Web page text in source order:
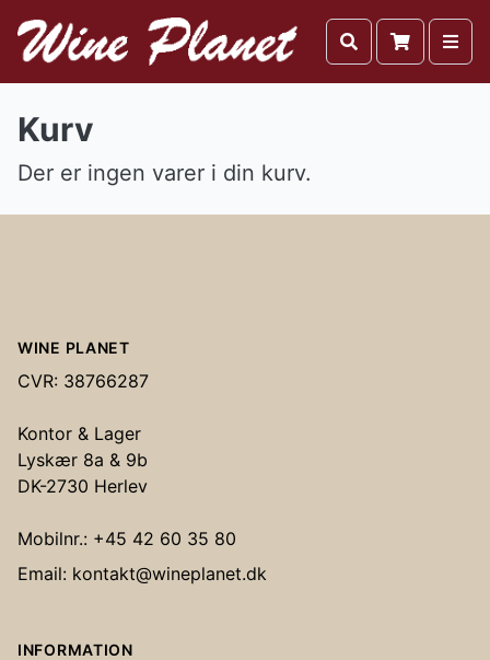
Kurv
Der er ingen varer i din kurv.
WINE PLANET
CVR: 38766287
Kontor & Lager
Lyskær 8a & 9b
DK-2730 Herlev
Mobilnr.: +45 42 60 35 80
Email: kontakt@wineplanet.dk
INFORMATION